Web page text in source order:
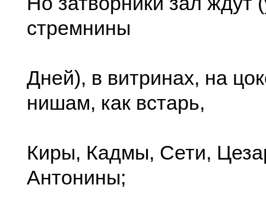
стремнины
Дней), в витринах, на
нишам, как встарь,
Киры, Кадмы, Сети,
Антонины;